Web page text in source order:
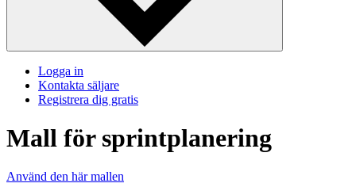
Logga in
Kontakta säljare
Registrera dig gratis
Mall för sprintplanering
Använd den här mallen